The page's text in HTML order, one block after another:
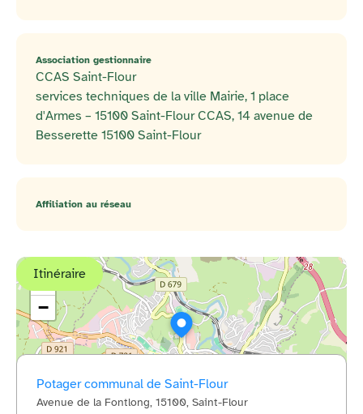
Association gestionnaire
CCAS Saint-Flour
services techniques de la ville Mairie, 1 place
d'Armes – 15100 Saint-Flour CCAS, 14 avenue de
Besserette 15100 Saint-Flour
Affiliation au réseau
Itinéraire
+
−
Potager communal de Saint-Flour
Avenue de la Fontlong, 15100, Saint-Flour